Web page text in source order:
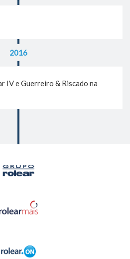
2016
IV e Guerreiro & Riscado na